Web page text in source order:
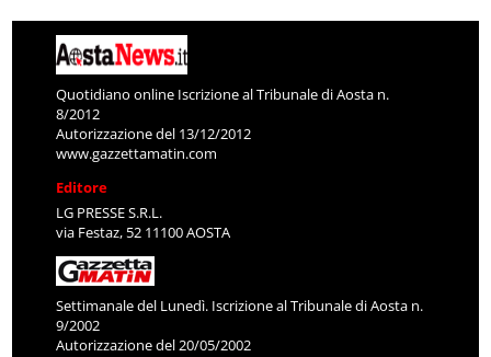
Quotidiano online Iscrizione al Tribunale di Aosta n.
8/2012
Autorizzazione del 13/12/2012
www.gazzettamatin.com
Editore
LG PRESSE S.R.L.
via Festaz, 52 11100 AOSTA
Settimanale del Lunedì. Iscrizione al Tribunale di Aosta n.
9/2002
Autorizzazione del 20/05/2002